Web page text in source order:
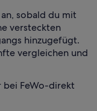
sobald du mit
versteckten
hinzugefügt.
vergleichen und
bei FeWo-direkt